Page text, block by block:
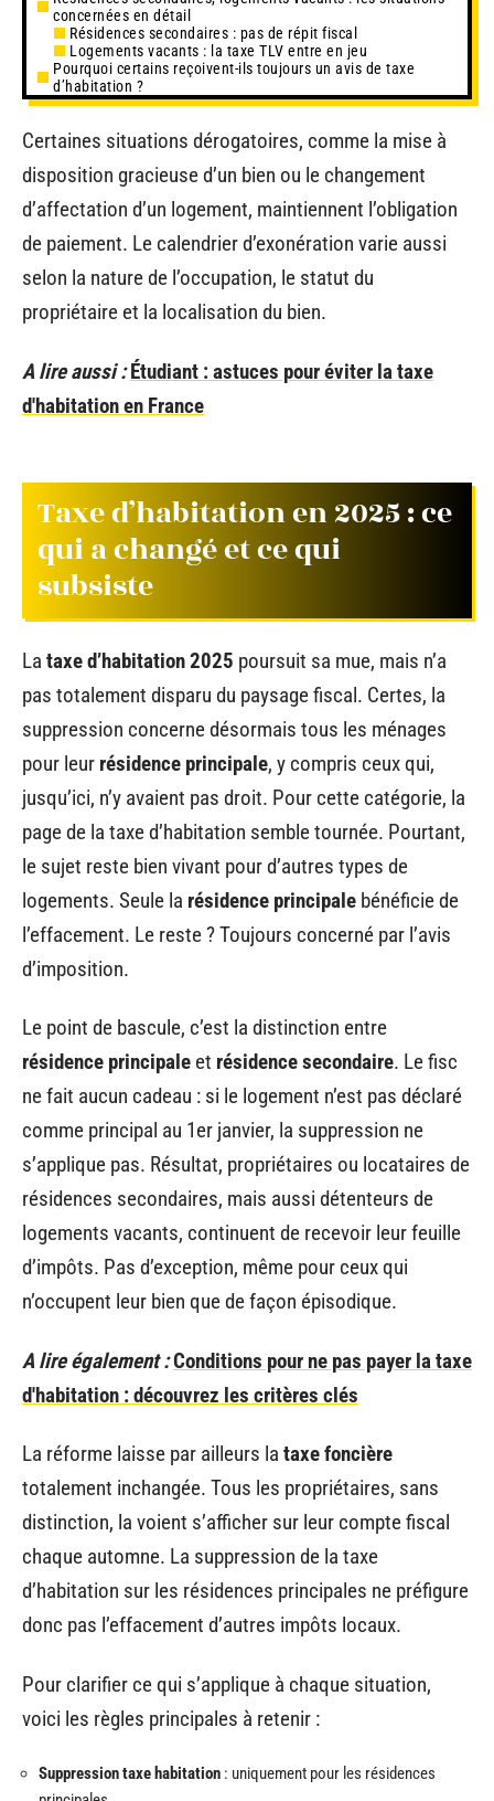
concernées en détail
Résidences secondaires : pas de répit fiscal
Logements vacants : la taxe TLV entre en jeu
Pourquoi certains reçoivent-ils toujours un avis de taxe
d’habitation ?
Certaines situations dérogatoires, comme la mise à
disposition gracieuse d’un bien ou le changement
d’affectation d’un logement, maintiennent l’obligation
de paiement. Le calendrier d’exonération varie aussi
selon la nature de l’occupation, le statut du
propriétaire et la localisation du bien.
A lire aussi : Étudiant : astuces pour éviter la taxe
d'habitation en France
Taxe d’habitation en 2025 : ce
qui a changé et ce qui
subsiste
La taxe d’habitation 2025 poursuit sa mue, mais n’a
pas totalement disparu du paysage fiscal. Certes, la
suppression concerne désormais tous les ménages
pour leur résidence principale, y compris ceux qui,
jusqu’ici, n’y avaient pas droit. Pour cette catégorie, la
page de la taxe d’habitation semble tournée. Pourtant,
le sujet reste bien vivant pour d’autres types de
logements. Seule la résidence principale bénéficie de
l’effacement. Le reste ? Toujours concerné par l’avis
d’imposition.
Le point de bascule, c’est la distinction entre
résidence principale et résidence secondaire. Le fisc
ne fait aucun cadeau : si le logement n’est pas déclaré
comme principal au 1er janvier, la suppression ne
s’applique pas. Résultat, propriétaires ou locataires de
résidences secondaires, mais aussi détenteurs de
logements vacants, continuent de recevoir leur feuille
d’impôts. Pas d’exception, même pour ceux qui
n’occupent leur bien que de façon épisodique.
A lire également :Conditions pour ne pas payer la taxe
d'habitation : découvrez les critères clés
La réforme laisse par ailleurs la taxe foncière
totalement inchangée. Tous les propriétaires, sans
distinction, la voient s’afficher sur leur compte fiscal
chaque automne. La suppression de la taxe
d’habitation sur les résidences principales ne préfigure
donc pas l’effacement d’autres impôts locaux.
Pour clarifier ce qui s’applique à chaque situation,
voici les règles principales à retenir :
Suppression taxe habitation : uniquement pour les résidences